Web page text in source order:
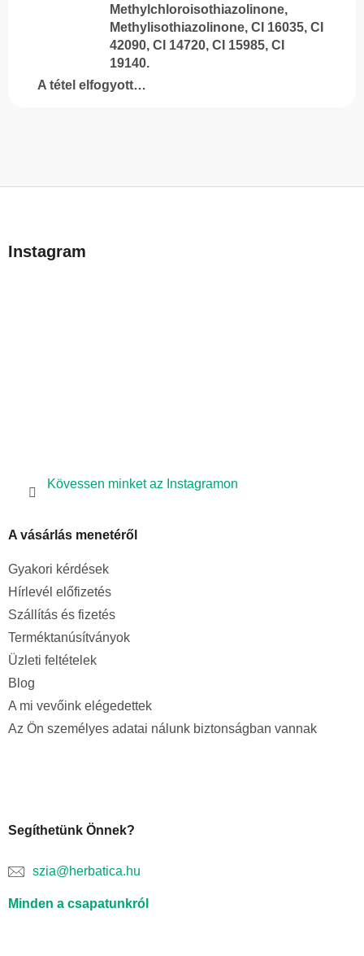
Methylchloroisothiazolinone,
Methylisothiazolinone, CI 16035, CI
42090, CI 14720, CI 15985, CI
19140.
A tétel elfogyott…
bInstagram
Kövessen minket az Instagramon
A vásárlás menetéről
Gyakori kérdések
Hírlevél előfizetés
Szállítás és fizetés
Terméktanúsítványok
Üzleti feltételek
Blog
A mi vevőink elégedettek
Az Ön személyes adatai nálunk biztonságban vannak
Segíthetünk Önnek?
szia@herbatica.hu
Minden a csapatunkról